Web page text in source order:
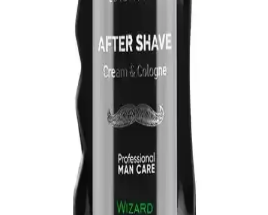
Erkek Bakımında Kolonya No 4: Ferahlık ve
Şıklığın Günlük Kullanım Rehberi
Erkek bakımında Kolonya No 4, ferahlatıcı etkisi ve şık tasarımıyla
günlük ve özel kullanımlar için ideal, hafif yapısıyla rahatlatıcı
Kalıcı ve Ferah Erkek Kolonyası Seçiminde Dikkat
Edilmesi Gerekenler
Kalıcı ve ferah erkek kolonyası seçiminde formülasyon, içerik ve
markalara dikkat edin. Doğru seçimle gün boyunca tazelik ve
Arko Men Black Edition Traş Kolonyası: Erkek
Bakımında Modern ve Kalıcı Çözüm